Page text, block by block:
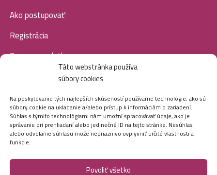
Táto webstránka používa
súbory cookies
Na poskytovanie tých najlepších skúseností používame technológie, ako sú
súbory cookie na ukladanie a/alebo prístup k informáciám o zariadení.
Súhlas s týmito technológiami nám umožní spracovávať údaje, ako je
správanie pri prehliadaní alebo jedinečné ID na tejto stránke. Nesúhlas
alebo odvolanie súhlasu môže nepriaznivo ovplyvniť určité vlastnosti a
funkcie.
Povoliť všetko
Ako postupovať
Registrácia
Doprava a platba
SOCIÁLNE SIETE